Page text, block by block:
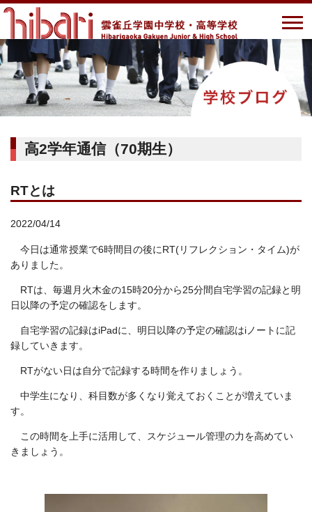
高2学年通信（70期生）
RTとは
2022/04/14
今日は通常授業で6時間目の後にRT(リフレクション・タイム)が
ありました。
RTは、毎週月火木金の15時20分から25分間自宅学習の記録と明
日以降の予定の確認をします。
自宅学習の記録はiPadに、明日以降の予定の確認はiノートに記
録していきます。
RTがない日は自分で記録する時間を作りましょう。
中学生になり、科目数が多くなり覚えておくことが増えていま
す。
この時間を上手に活用して、スケジュール管理の力を高めてい
きましょう。